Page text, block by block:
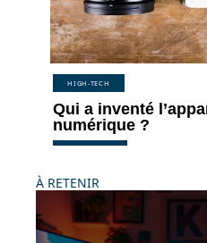
HIGH-TECH
Qui a inventé
numérique ?
À RETENIR